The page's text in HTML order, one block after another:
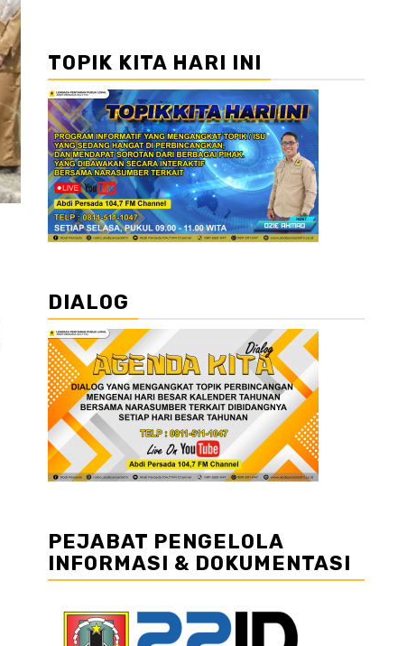
TOPIK KITA HARI INI
DIALOG
PEJABAT PENGELOLA
INFORMASI & DOKUMENTASI